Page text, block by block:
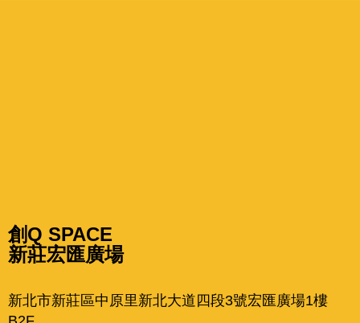
創Q SPACE
新莊宏匯廣場
新北市新莊區中原里新北大道四段3號宏匯廣場1樓